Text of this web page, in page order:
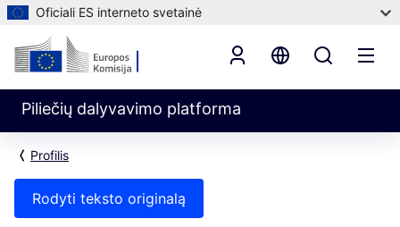
Oficiali ES interneto svetainė
Piliečių dalyvavimo platforma
Profilis
Rodyti teksto originalą